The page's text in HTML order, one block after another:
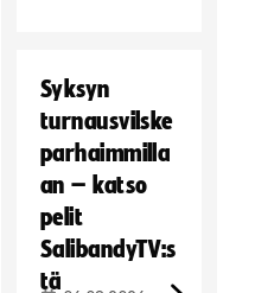
Syksyn
turnausvilske
parhaimmilla
an – katso
pelit
SalibandyTV:s
tä